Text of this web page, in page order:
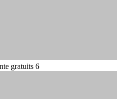
gratuits 6